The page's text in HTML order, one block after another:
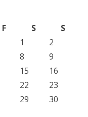
F S
S
1
2
8
9
15
16
22
23
29
30